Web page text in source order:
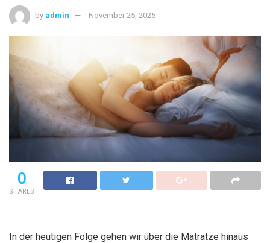
by admin November 25, 2025
0
SHARES
In der heutigen Folge gehen wir über die Matratze hinaus